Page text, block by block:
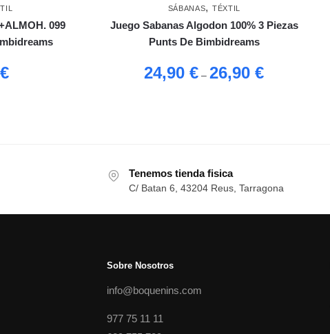
099
€
SÁBANAS, TÉXTIL
Juego Sabanas Algodon 100% 3 Piezas
Punts De Bimbidreams
24,90€ –26,90€
Tenemos tienda fisica
C/ Batan 6, 43204 Reus, Tarragona
Sobre Nosotros
info@boquenins.com
977 75 11 11